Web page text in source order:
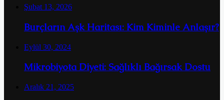
Şubat 13, 2026
Burçların Aşk Haritası: Kim Kiminle Anlaşır?
Eylül 30, 2024
Mikrobiyota Diyeti: Sağlıklı Bağırsak Dostu
Aralık 21, 2025